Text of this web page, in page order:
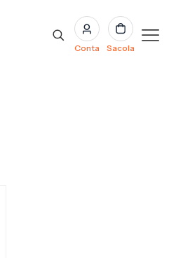
Conta Sacola